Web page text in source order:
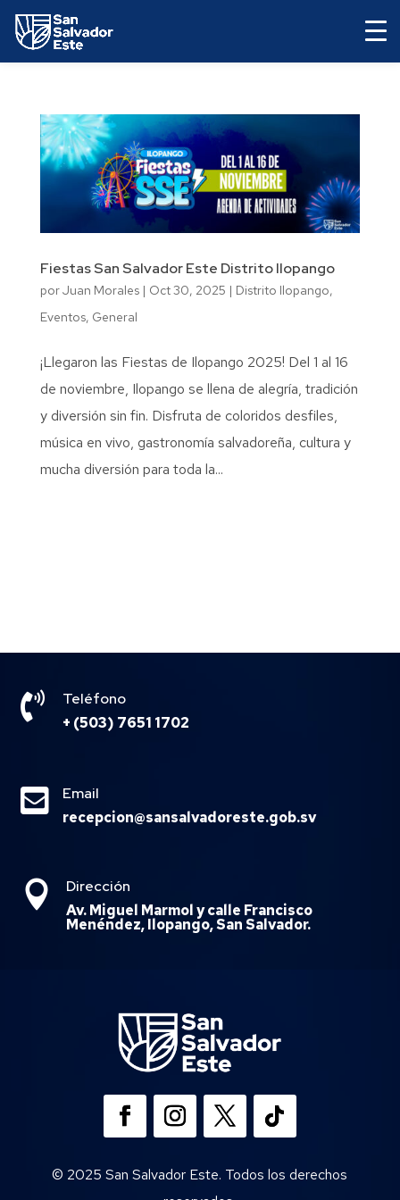
Fiestas San Salvador Este Distrito Ilopango
porJuan Morales| Oct 30, 2025 | Distrito Ilopango,
Eventos, General
¡Llegaron las Fiestas de Ilopango 2025! Del 1 al 16
de noviembre, Ilopango se llena de alegría, tradición
y diversión sin fin. Disfruta de coloridos desfiles,
música en vivo, gastronomía salvadoreña, cultura y
mucha diversión para toda la...

Teléfono
+ (503) 7651 1702

Email
recepcion@sansalvadoreste.gob.sv

Dirección
Av. Miguel Marmol y calle Francisco
Menéndez, Ilopango, San Salvador.
© 2025 San Salvador Este. Todos los derechos